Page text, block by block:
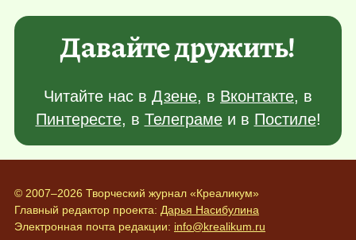
Давайте дружить!
Читайте нас в Дзене, в Вконтакте, в
Пинтересте, в Телеграмеи в Постиле!
© 2007–2026 Творческий журнал «Креаликум»
Главный редактор проекта: Дарья Насибулина
Электронная почта редакции: info@krealikum.ru